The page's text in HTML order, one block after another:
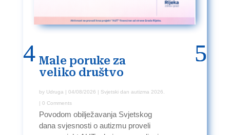
Male poruke za
veliko društvo
by Udruga |04/08/2026 | Svjetski dan autizma 2026.
| 0 Comments
Povodom obilježavanja Svjetskog
dana svjesnosti o autizmu proveli
Udruga 04/03/2026 Inkluzija Novosti
dan autizma 2026.